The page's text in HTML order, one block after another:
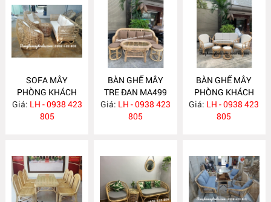
SOFA MÂY
PHÒNG KHÁCH
KIỂU HIỆN ĐẠI
MA502
Giá: LH - 0938 423
805
BÀN GHẾ MÂY
TRE ĐAN MA499
Giá: LH - 0938 423
805
BÀN GHẾ MÂY
PHÒNG KHÁCH
KIỂU HIỆN ĐẠI
MA493
Giá: LH - 0938 423
805